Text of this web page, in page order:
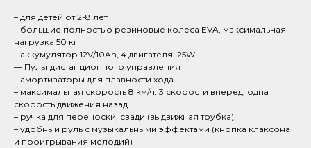
– для детей от 2-8 лет
– большие полностью резиновые колеса EVA, максимальная
нагрузка 50 кг
– аккумулятор 12V/10Ah, 4 двигателя: 25W
— Пульт дистанционного управления
– амортизаторы для плавности хода
– максимальная скорость 8 км/ч, 3 скорости вперед, одна
скорость движения назад
– ручка для переноски, сзади (выдвижная трубка),
– удобный руль с музыкальными эффектами (кнопка клаксона
и проигрывания мелодий)